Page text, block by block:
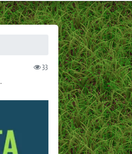
33